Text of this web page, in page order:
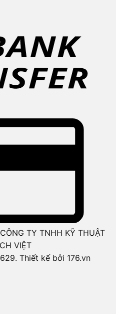
TY TNHH KỸ THUẬT
VIỆT
Thiết kế bởi 176.vn